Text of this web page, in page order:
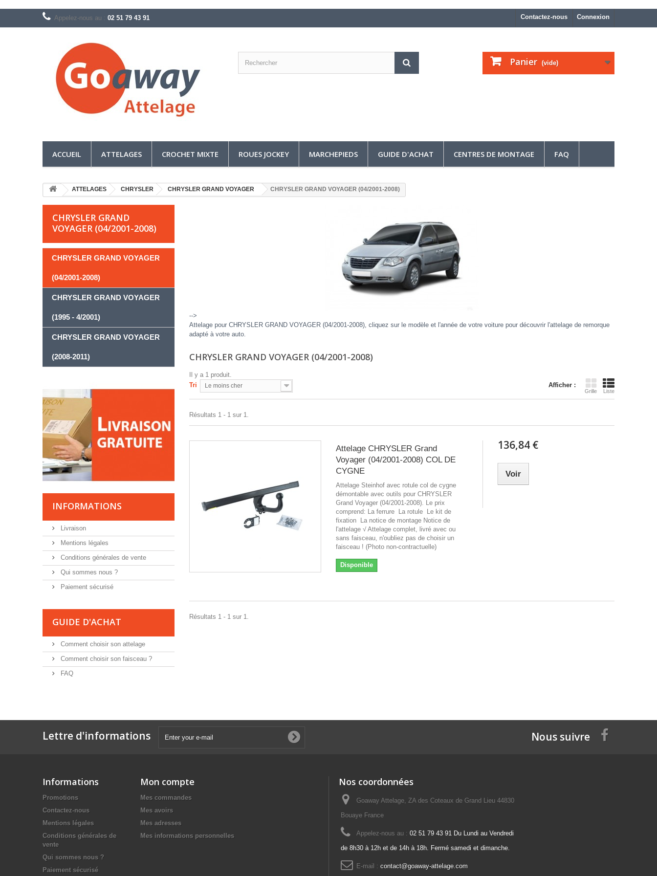
Connexion
Contactez-nous
Appelez-nous au : 02 51 79 43 91
Panier (vide)
ACCUEIL ATTELAGES CROCHET MIXTE ROUES JOCKEY MARCHEPIEDS GUIDE D'ACHAT CENTRES DE MONTAGE FAQ
ATTELAGES CHRYSLER CHRYSLER GRAND VOYAGER CHRYSLER GRAND VOYAGER (04/2001-2008)
CHRYSLER GRAND
VOYAGER (04/2001-2008)
CHRYSLER GRAND VOYAGER
(04/2001-2008)
CHRYSLER GRAND VOYAGER
(1995 - 4/2001)
CHRYSLER GRAND VOYAGER
(2008-2011)
INFORMATIONS
Livraison
Mentions légales
Conditions générales de vente
Qui sommes nous ?
Paiement sécurisé
GUIDE D'ACHAT
Comment choisir son attelage
Comment choisir son faisceau ?
FAQ
-->
Attelage pour CHRYSLER GRAND VOYAGER (04/2001-2008), cliquez sur le modèle et l'année de votre voiture pour découvrir l'attelage de remorque
adapté à votre auto.
CHRYSLER GRAND VOYAGER (04/2001-2008)
Il y a 1 produit.
Afficher :
Grille Liste
Tri Le moins cher
Résultats 1 - 1 sur 1.
Attelage CHRYSLER Grand
Voyager (04/2001-2008) COL DE
CYGNE
Attelage Steinhof avec rotule col de cygne
démontable avec outils pour CHRYSLER
Grand Voyager (04/2001-2008). Le prix
comprend: La ferrure La rotule Le kit de
fixation La notice de montage Notice de
l'attelage √ Attelage complet, livré avec ou
sans faisceau, n'oubliez pas de choisir un
faisceau ! (Photo non-contractuelle)
Disponible
136,84 €
Voir
Résultats 1 - 1 sur 1.
Lettre d'informations Nous suivre
Informations
Promotions
Contactez-nous
Mentions légales
Conditions générales de
vente
Qui sommes nous ?
Paiement sécurisé
Mon compte
Mes commandes
Mes avoirs
Mes adresses
Mes informations personnelles
Nos coordonnées
Goaway Attelage, ZA des Coteaux de Grand Lieu 44830
Bouaye France
Appelez-nous au : 02 51 79 43 91 Du Lundi au Vendredi
de 8h30 à 12h et de 14h à 18h. Fermé samedi et dimanche.
E-mail : contact@goaway-attelage.com